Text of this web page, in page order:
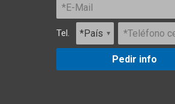
Tel.
Pedir info